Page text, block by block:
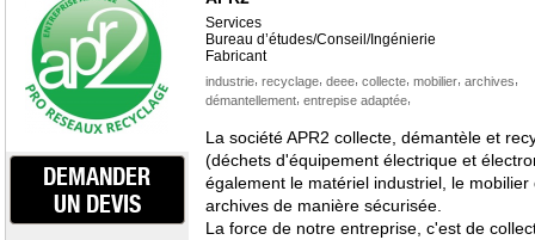
DEMANDER
UN DEVIS
Services
Bureau d’études/Conseil/Ingénierie
Fabricant
industrie, recyclage, deee, collecte, mobilier, archives
démantellement, entrepise adaptée,
La société APR2 collecte, démantèle et
(déchets d'équipement électrique et
également le matériel industriel, le
archives de manière sécurisée.
La force de notre entreprise, c'est de